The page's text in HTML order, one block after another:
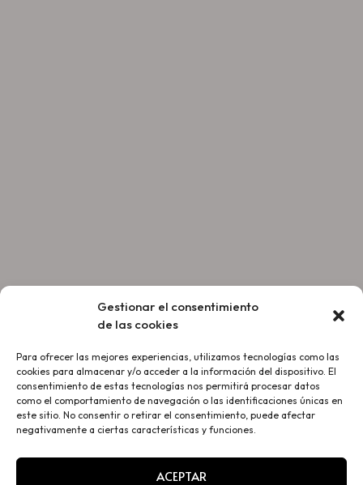
Gestionar el consentimiento
de las cookies
Para ofrecer las mejores experiencias, utilizamos tecnologías como las
cookies para almacenar y/o acceder a la información del dispositivo. El
consentimiento de estas tecnologías nos permitirá procesar datos
como el comportamiento de navegación o las identificaciones únicas en
este sitio. No consentir o retirar el consentimiento, puede afectar
negativamente a ciertas características y funciones.
ACEPTAR